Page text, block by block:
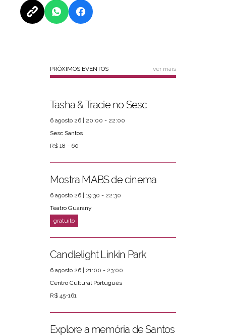
PRÓXIMOS EVENTOS ver mais
Tasha & Tracie no Sesc
6 agosto 26 | 20:00 - 22:00
Sesc Santos
R$ 18 - 60
Mostra MABS de cinema
6 agosto 26 | 19:30 - 22:30
Teatro Guarany
Candlelight Linkin Park
6 agosto 26 | 21:00 - 23:00
Centro Cultural Português
R$ 45-161
Explore a memória de Santos